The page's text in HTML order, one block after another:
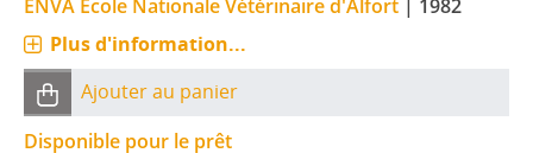
ENVA Ecole Nationale Vétérinaire d'Alfort | 1982
Plus d'information...
Ajouter au panier
Disponible pour le prêt